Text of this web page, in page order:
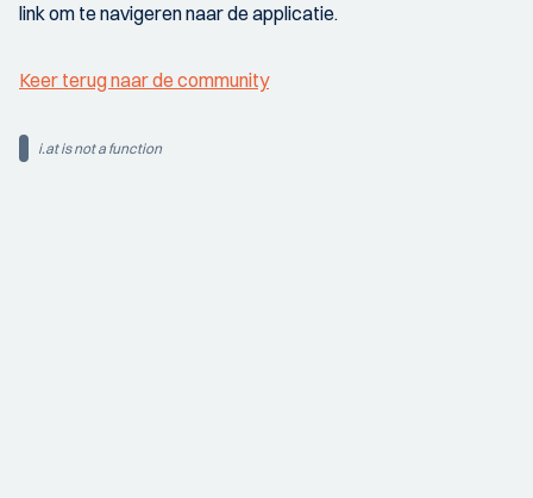
link om te navigeren naar de applicatie.
Keer terug naar de community
i.at is not a function